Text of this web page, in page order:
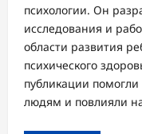
психологии. Он
исследования и
области развития
психического
публикации
людям и повлияли